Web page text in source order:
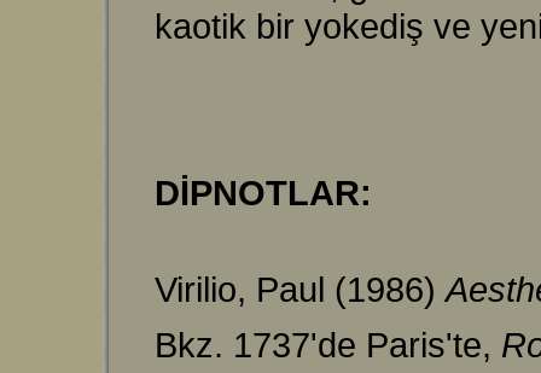
kaotik bir yokediş ve
DİPNOTLAR:
Virilio, Paul (1986)
Bkz. 1737'de Paris'te,